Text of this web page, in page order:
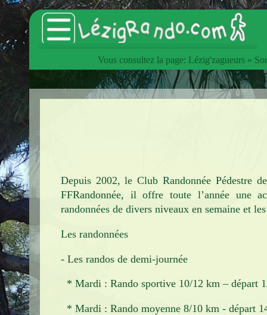
Accueil
Catalogue des articles
Les Estivades
L'InterClub
Manifestations
Voyages
Infos pratiques
Contact
Vous consultez la page: Lézig'zagueurs »
Depuis 2002, le Club Randonnée Pédestre
FFRandonnée, il offre toute l’année une
randonnées de divers niveaux en semaine et
Les randonnées
- Les randos de demi-journée
* Mardi : Rando sportive 10/12 km – départ
* Mardi : Rando moyenne 8/10 km - départ